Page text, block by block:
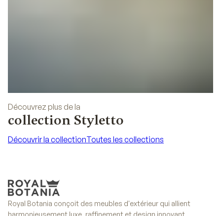
Découvrez plus de la
collection Styletto
Découvrir la collectionToutes les collections
Royal Botania conçoit des meubles d'extérieur qui allient
harmonieusement luxe, raffinement et design innovant.